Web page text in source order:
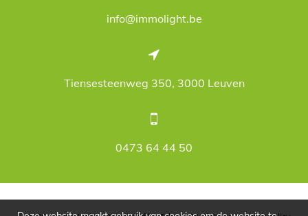
info@immolight.be
Tiensesteenweg 350, 3000 Leuven
0473 64 44 50